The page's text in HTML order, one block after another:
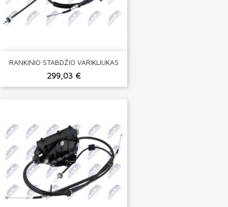
RANKINIO STABDŽIO VARIKLIUKAS
299,03 €